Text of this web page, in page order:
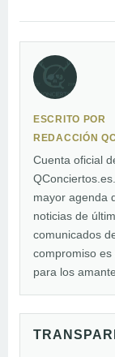
ESCRITO POR
REDACCIÓN
Cuenta oficial
mayor agenda
noticias de
comunicados
compromiso
para los